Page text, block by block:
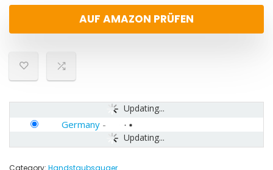
AUF AMAZON PRÜFEN
Updating...
Updating...
Germany -